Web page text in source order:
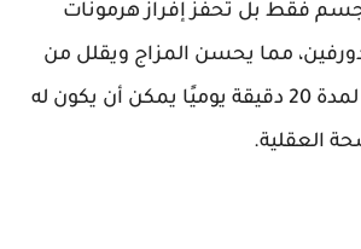
فقط بل تحفز إفراز هرمونات
مما يحسن المزاج ويقلل من
التوتر حتى المشي لمدة 20 دقيقة يوميًا يمكن أن يكون له
العقلية.